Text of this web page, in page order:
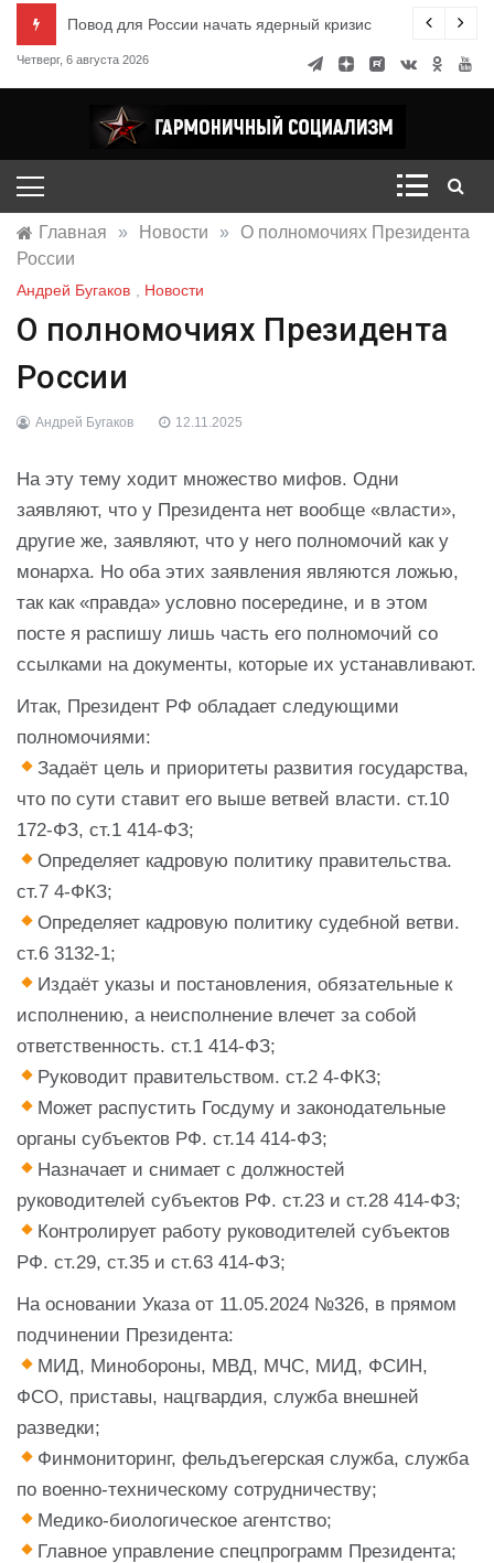
содержимому
Миронов
Повод для России начать ядерный кризис
Четверг, 6 августа 2026
Гармоничный социализм
портал движения
Главная » Новости » О полномочиях Президента
России
Андрей Бугаков Новости
О полномочиях Президента
России
Андрей Бугаков 12.11.2025
На эту тему ходит множество мифов. Одни
заявляют, что у Президента нет вообще «власти»,
другие же, заявляют, что у него полномочий как у
монарха. Но оба этих заявления являются ложью,
так как «правда» условно посередине, и в этом
посте я распишу лишь часть его полномочий со
ссылками на документы, которые их устанавливают.
Итак, Президент РФ обладает следующими
полномочиями:
Задаёт цель и приоритеты развития государства,
что по сути ставит его выше ветвей власти. ст.10
172-ФЗ, ст.1 414-ФЗ;
Определяет кадровую политику правительства.
ст.7 4-ФКЗ;
Определяет кадровую политику судебной ветви.
ст.6 3132-1;
Издаёт указы и постановления, обязательные к
исполнению, а неисполнение влечет за собой
ответственность. ст.1 414-ФЗ;
Руководит правительством. ст.2 4-ФКЗ;
Может распустить Госдуму и законодательные
органы субъектов РФ. ст.14 414-ФЗ;
Назначает и снимает с должностей
руководителей субъектов РФ. ст.23 и ст.28 414-ФЗ;
Контролирует работу руководителей субъектов
РФ. ст.29, ст.35 и ст.63 414-ФЗ;
На основании Указа от 11.05.2024 №326, в прямом
подчинении Президента:
МИД, Минобороны, МВД, МЧС, МИД, ФСИН,
ФСО, приставы, нацгвардия, служба внешней
разведки;
Финмониторинг, фельдъегерская служба, служба
по военно-техническому сотрудничеству;
Медико-биологическое агентство;
Главное управление спецпрограмм Президента;